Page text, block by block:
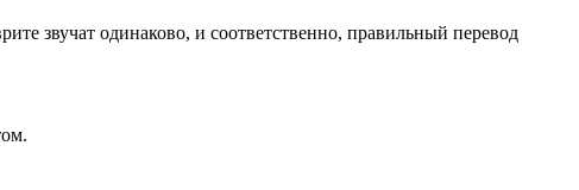
звучат одинаково, и соответственно, правильный перевод